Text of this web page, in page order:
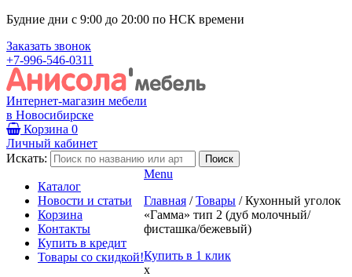
Будние дни с 9:00 до 20:00 по НСК времени
Заказать звонок
+7-996-546-0311
Интернет-магазин мебели
в Новосибирске
Корзина 0
Личный кабинет
Искать:
Каталог
Новости и статьи
Корзина
Контакты
Купить в кредит
Товары со скидкой!
Menu
Главная / Товары / Кухонный уголок
«Гамма» тип 2 (дуб молочный/
фисташка/бежевый)
Купить в 1 клик
x